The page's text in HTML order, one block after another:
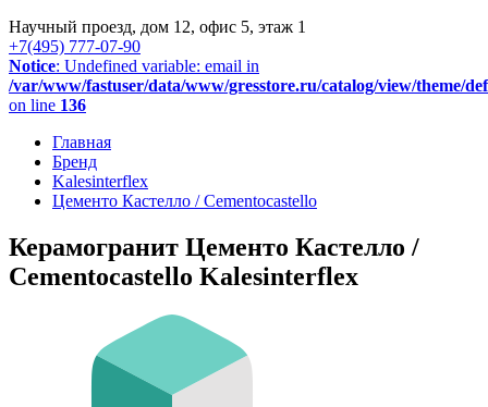
Научный проезд, дом 12, офис 5, этаж 1
+7(495) 777-07-90
Notice: Undefined variable: email in
/var/www/fastuser/data/www/gresstore.ru/catalog/view/theme/
on line 136
Главная
Бренд
Kalesinterflex
Цементо Кастелло / Cementocastello
Керамогранит Цементо Кастелло /
Cementocastello Kalesinterflex